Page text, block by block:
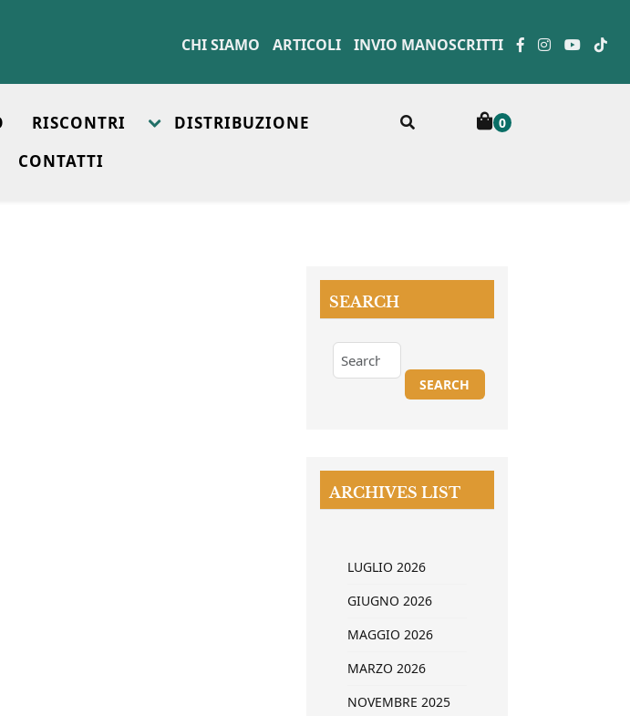
CHI SIAMO ARTICOLI INVIO MANOSCRITTI
RISCONTRI
DISTRIBUZIONE
CONTATTI
0
SEARCH
ARCHIVES LIST
LUGLIO 2026
GIUGNO 2026
MAGGIO 2026
MARZO 2026
NOVEMBRE 2025